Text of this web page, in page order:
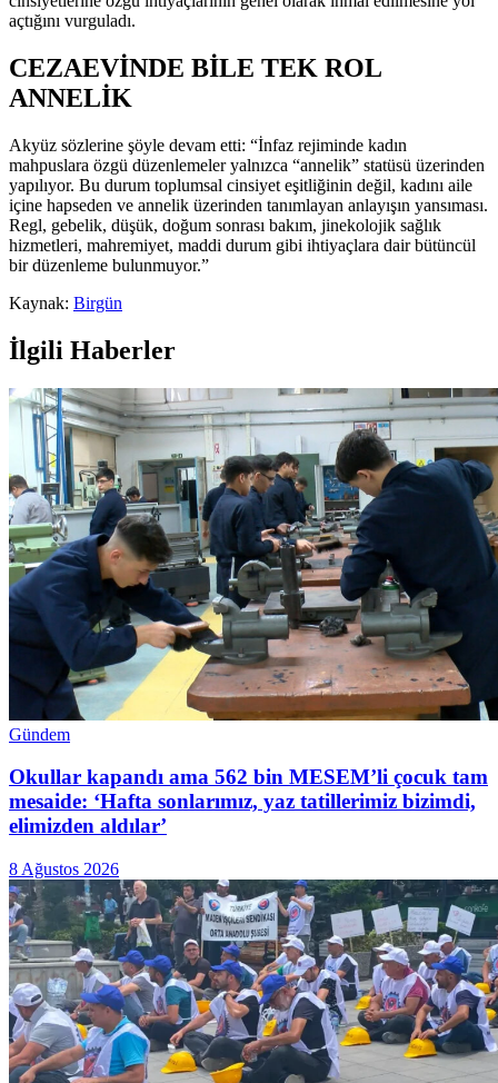
açtığını vurguladı.
CEZAEVİNDE BİLE TEK ROL
ANNELİK
Akyüz sözlerine şöyle devam etti: “İnfaz rejiminde kadın
mahpuslara özgü düzenlemeler yalnızca “annelik” statüsü üzerinden
yapılıyor. Bu durum toplumsal cinsiyet eşitliğinin değil, kadını aile
içine hapseden ve annelik üzerinden tanımlayan anlayışın yansıması.
Regl, gebelik, düşük, doğum sonrası bakım, jinekolojik sağlık
hizmetleri, mahremiyet, maddi durum gibi ihtiyaçlara dair bütüncül
bir düzenleme bulunmuyor.”
Kaynak: Birgün
İlgili Haberler
Gündem
Okullar kapandı ama 562 bin MESEM’li çocuk tam
mesaide: ‘Hafta sonlarımız, yaz tatillerimiz bizimdi,
elimizden aldılar’
8 Ağustos 2026